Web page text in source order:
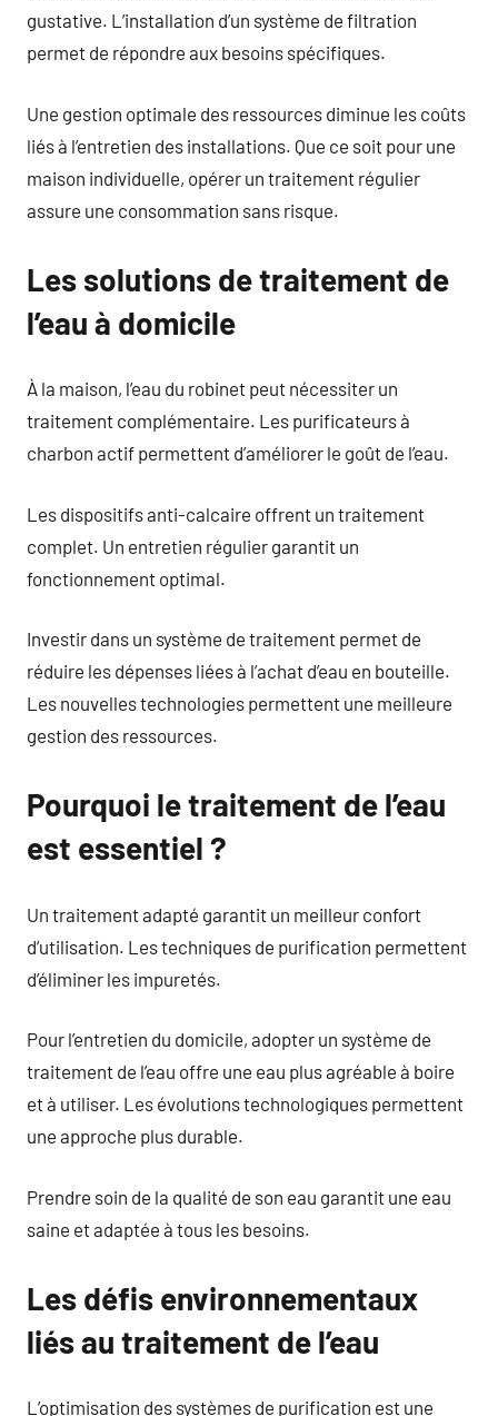
gustative. L’installation d’un système de filtration
permet de répondre aux besoins spécifiques.
Une gestion optimale des ressources diminue les coûts
liés à l’entretien des installations. Que ce soit pour une
maison individuelle, opérer un traitement régulier
assure une consommation sans risque.
Les solutions de traitement de
l’eau à domicile
À la maison, l’eau du robinet peut nécessiter un
traitement complémentaire. Les purificateurs à
charbon actif permettent d’améliorer le goût de l’eau.
Les dispositifs anti-calcaire offrent un traitement
complet. Un entretien régulier garantit un
fonctionnement optimal.
Investir dans un système de traitement permet de
réduire les dépenses liées à l’achat d’eau en bouteille.
Les nouvelles technologies permettent une meilleure
gestion des ressources.
Pourquoi le traitement de l’eau
est essentiel ?
Un traitement adapté garantit un meilleur confort
d’utilisation. Les techniques de purification permettent
d’éliminer les impuretés.
Pour l’entretien du domicile, adopter un système de
traitement de l’eau offre une eau plus agréable à boire
et à utiliser. Les évolutions technologiques permettent
une approche plus durable.
Prendre soin de la qualité de son eau garantit une eau
saine et adaptée à tous les besoins.
Les défis environnementaux
liés au traitement de l’eau
L’optimisation des systèmes de purification est une